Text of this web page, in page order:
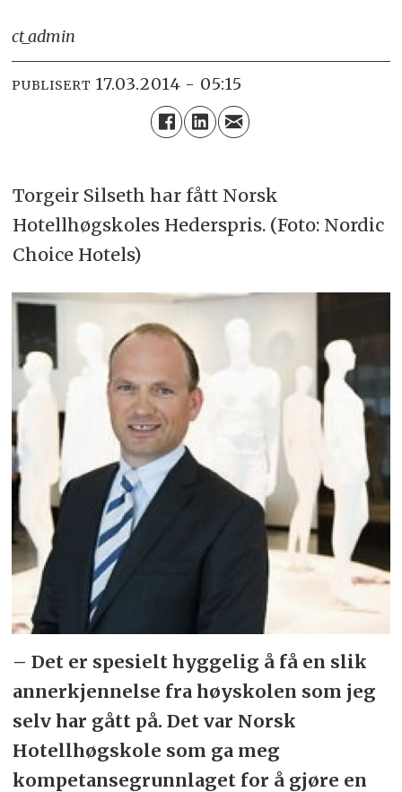
ct_admin
PUBLISERT 17.03.2014 - 05:15
Torgeir Silseth har fått Norsk
Hotellhøgskoles Hederspris. (Foto: Nordic
Choice Hotels)
– Det er spesielt hyggelig å få en slik
annerkjennelse fra høyskolen som jeg
selv har gått på. Det var Norsk
Hotellhøgskole som ga meg
kompetansegrunnlaget for å gjøre en